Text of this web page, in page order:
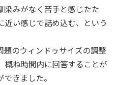
染みがなく苦手と感じたた
近い感じで詰め込む、という
題のウィンドゥサイズの調整
概ね時間内に回答することが
きました。